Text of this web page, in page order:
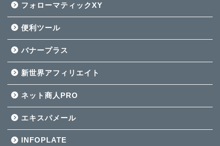
フォローマティックXY
便利ツール
バナープラス
新世界アフィリエイト
ネット商人PRO
エキスパメール
INFOPLATE